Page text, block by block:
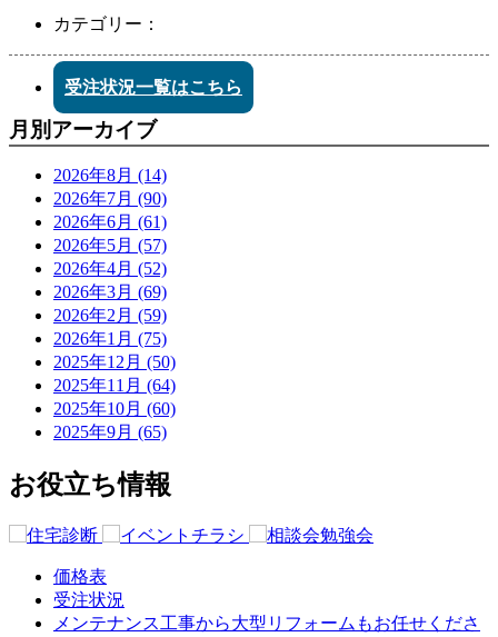
カテゴリー：
受注状況一覧はこちら
月別アーカイブ
2026年8月 (14)
2026年7月 (90)
2026年6月 (61)
2026年5月 (57)
2026年4月 (52)
2026年3月 (69)
2026年2月 (59)
2026年1月 (75)
2025年12月 (50)
2025年11月 (64)
2025年10月 (60)
2025年9月 (65)
お役立ち情報
価格表
受注状況
メンテナンス工事から大型リフォームもお任せくださ